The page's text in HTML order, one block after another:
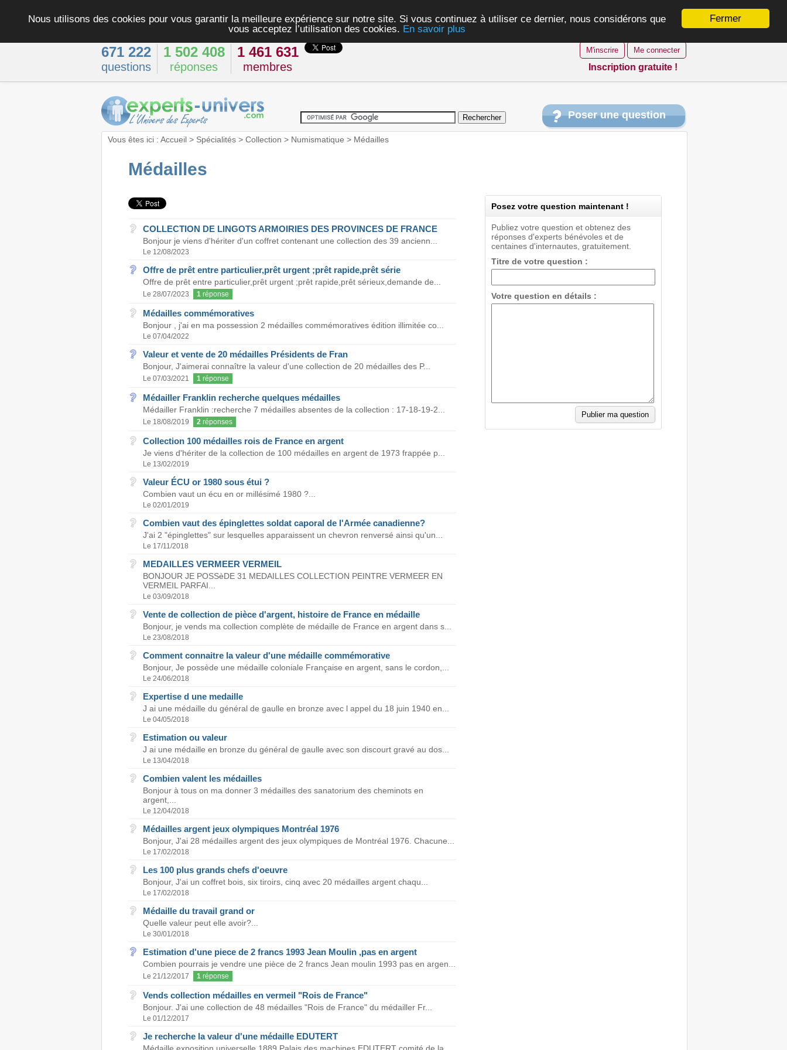
Fermer
Nous utilisons des cookies pour vous garantir la meilleure expérience sur notre site. Si vous continuez à utiliser ce dernier, nous considérons que
vous acceptez l’utilisation des cookies. En savoir plus
671 222
questions
1 502 408
réponses
1 461 631
membres
M'inscrire Me connecter
Inscription gratuite !
Poser une question
Vous êtes ici : Accueil> Spécialités> Collection > Numismatique > Médailles
Médailles
COLLECTION DE LINGOTS ARMOIRIES DES PROVINCES DE FRANCE
Bonjour je viens d'hériter d'un coffret contenant une collection des 39 ancienn...
Le 12/08/2023
Offre de prêt entre particulier,prêt urgent ;prêt rapide,prêt série
Offre de prêt entre particulier,prêt urgent ;prêt rapide,prêt sérieux,demande de...
Le 28/07/2023 1réponse
Médailles commémoratives
Bonjour , j'ai en ma possession 2 médailles commémoratives édition illimitée co...
Le 07/04/2022
Valeur et vente de 20 médailles Présidents de Fran
Bonjour, J'aimerai connaître la valeur d'une collection de 20 médailles des P...
Le 07/03/2021 1réponse
Médailler Franklin recherche quelques médailles
Médailler Franklin :recherche 7 médailles absentes de la collection : 17-18-19-2...
Le 18/08/2019 2réponses
Collection 100 médailles rois de France en argent
Je viens d'hériter de la collection de 100 médailles en argent de 1973 frappée p...
Le 13/02/2019
Valeur ÉCU or 1980 sous étui ?
Combien vaut un écu en or millésimé 1980 ?...
Le 02/01/2019
Combien vaut des épinglettes soldat caporal de l'Armée canadienne?
J'ai 2 "épinglettes" sur lesquelles apparaissent un chevron renversé ainsi qu'un...
Le 17/11/2018
MEDAILLES VERMEER VERMEIL
BONJOUR JE POSSèDE 31 MEDAILLES COLLECTION PEINTRE VERMEER EN
VERMEIL PARFAI...
Le 03/09/2018
Vente de collection de pièce d'argent, histoire de France en médaille
Bonjour, je vends ma collection complète de médaille de France en argent dans s...
Le 23/08/2018
Comment connaitre la valeur d'une médaille commémorative
Bonjour, Je possède une médaille coloniale Française en argent, sans le cordon,...
Le 24/06/2018
Expertise d une medaille
J ai une médaille du général de gaulle en bronze avec l appel du 18 juin 1940 en...
Le 04/05/2018
Estimation ou valeur
J ai une médaille en bronze du général de gaulle avec son discourt gravé au dos...
Le 13/04/2018
Combien valent les médailles
Bonjour à tous on ma donner 3 médailles des sanatorium des cheminots en
argent,...
Le 12/04/2018
Médailles argent jeux olympiques Montréal 1976
Bonjour, J'ai 28 médailles argent des jeux olympiques de Montréal 1976. Chacune...
Le 17/02/2018
Les 100 plus grands chefs d'oeuvre
Bonjour, J'ai un coffret bois, six tiroirs, cinq avec 20 médailles argent chaqu...
Le 17/02/2018
Médaille du travail grand or
Quelle valeur peut elle avoir?...
Le 30/01/2018
Estimation d'une piece de 2 francs 1993 Jean Moulin ,pas en argent
Combien pourrais je vendre une pièce de 2 francs Jean moulin 1993 pas en argen...
Le 21/12/2017 1réponse
Vends collection médailles en vermeil "Rois de France"
Bonjour. J'ai une collection de 48 médailles "Rois de France" du médailler Fr...
Le 01/12/2017
Je recherche la valeur d'une médaille EDUTERT
Posez votre question maintenant !
Publiez votre question et obtenez des
réponses d'experts bénévoles et de
centaines d'internautes, gratuitement.
Titre de votre question :
Votre question en détails :